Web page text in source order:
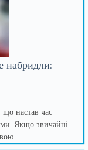
набридли:
що настав час
Якщо звичайні